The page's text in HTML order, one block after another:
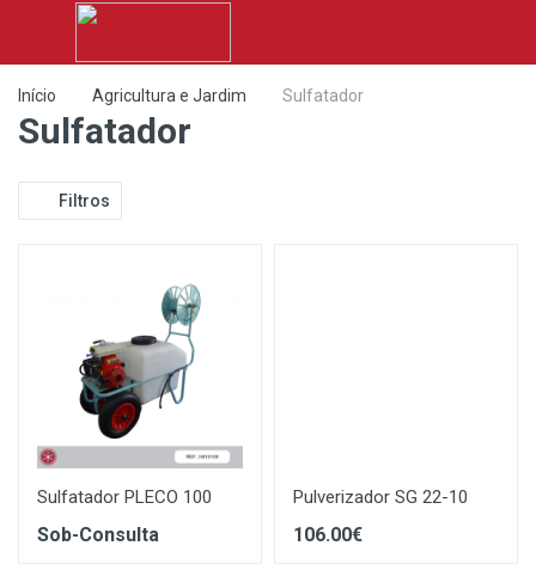
Início Agricultura e Jardim Sulfatador
Sulfatador
Filtros
Sulfatador PLECO 100
Sob-Consulta
Pulverizador SG 22-10
106.00€